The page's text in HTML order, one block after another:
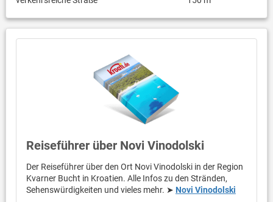
Reiseführer über Novi Vinodolski
Der Reiseführer über den Ort Novi Vinodolski in der Region
Kvarner Bucht in Kroatien. Alle Infos zu den Stränden,
Sehenswürdigkeiten und vieles mehr. ➤ Novi Vinodolski